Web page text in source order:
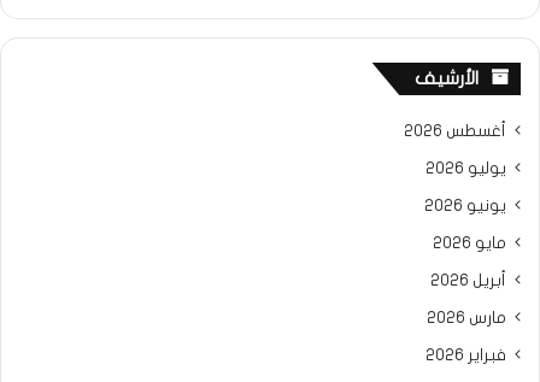
الأرشيف
أغسطس 2026
يوليو 2026
يونيو 2026
مايو 2026
أبريل 2026
مارس 2026
فبراير 2026